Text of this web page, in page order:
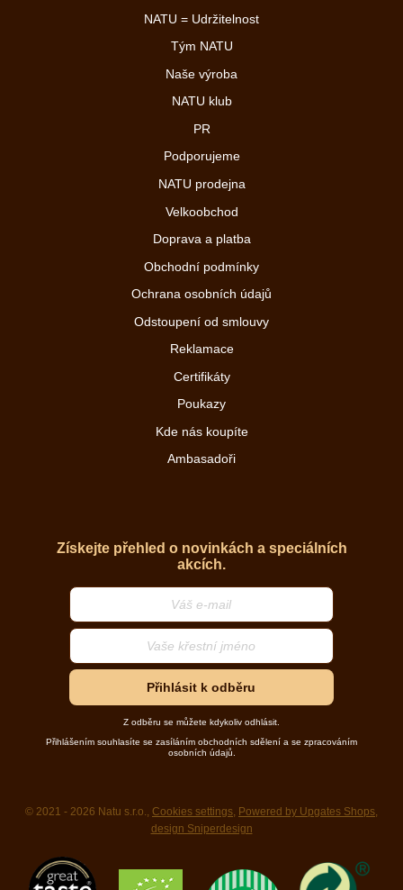
NATU = Udržitelnost
Tým NATU
Naše výroba
NATU klub
PR
Podporujeme
NATU prodejna
Velkoobchod
Doprava a platba
Obchodní podmínky
Ochrana osobních údajů
Odstoupení od smlouvy
Reklamace
Certifikáty
Poukazy
Kde nás koupíte
Ambasadoři
Získejte přehled o novinkách a speciálních
akcích.
Přihlásit k odběru
Z odběru se můžete kdykoliv odhlásit.
Přihlášením souhlasíte se zasíláním obchodních sdělení a se zpracováním
osobních údajů.
© 2021 - 2026 Natu s.r.o., Cookies settings, Powered by Upgates Shops,
design Sniperdesign